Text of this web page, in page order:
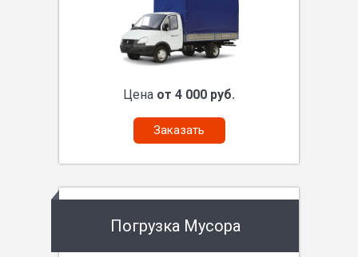
Цена от 4 000 руб.
Заказать
Погрузка Мусора